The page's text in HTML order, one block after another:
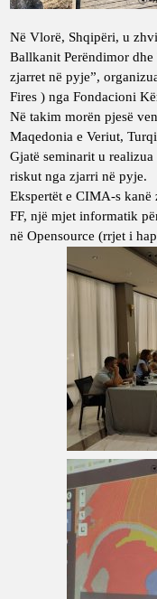
Në Vlorë, Shqipëri, u
Ballkanit Perëndimor
zjarret në pyje”,
Fires ) nga Fondacioni
Në takim morën pjesë
Maqedonia e Veriut,
Gjatë seminarit u
riskut nga zjarri në pyje.
Ekspertët e CIMA-s
FF, një mjet informatik
në Opensource (rrjet i